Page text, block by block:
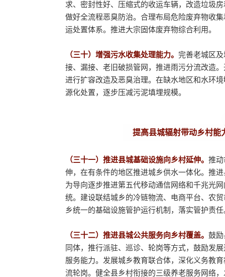
求、密封性好、压缩式的收运车辆，改造垃圾
做好全流程恶臭防治。合理布局危险废弃物收
运处置体系。推进大宗固体废弃物综合利用。
（三十）增强污水收集处理能力。 完善老城区
接、漏接、老旧破损管网，推进雨污分流改造
进行扩容改造及恶臭治理。在缺水地区和水环
源化处置，逐步压减污泥填埋规模。
提高县城辐射带动乡村能
（三十一）推进县城基础设施向乡村延伸。 推动
伸，在有条件的地区推进城乡供水一体化。推
为导向逐步推进第五代移动通信网络和千兆光
统。建设联结城乡的冷链物流、电商平台、农
乡统一的基础设施管护运行机制，落实管护责任
（三十二）推进县城公共服务向乡村覆盖。 鼓励
同体，推行派驻、巡诊、轮岗等方式，鼓励发
服务能力。发展城乡教育联合体，深化义务教
流轮岗。健全县乡村衔接的三级养老服务网络